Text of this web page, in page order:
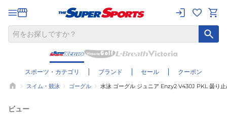
スポーツ・カテゴリ ブランド セール クーポン
スイム・競泳 ゴーグル 水泳 ゴーグル ジュニア Enzy2 V430J PKL 曇り
ビュー